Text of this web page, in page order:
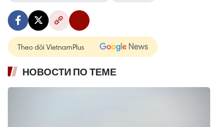
Theo dõi VietnamPlus
НОВОСТИ ПО ТЕМЕ